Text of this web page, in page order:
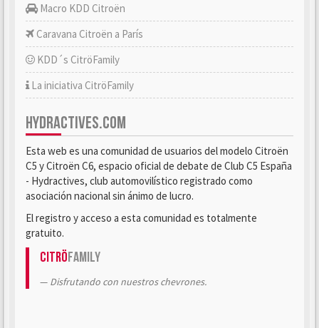
Macro KDD Citroën
Caravana Citroën a París
KDD´s CitröFamily
La iniciativa CitröFamily
HYDRACTIVES.COM
Esta web es una comunidad de usuarios del modelo Citroën
C5 y Citroën C6, espacio oficial de debate de Club C5 España
- Hydractives, club automovilístico registrado como
asociación nacional sin ánimo de lucro.
El registro y acceso a esta comunidad es totalmente
gratuito.
CitröFamily
Disfrutando con nuestros chevrones.